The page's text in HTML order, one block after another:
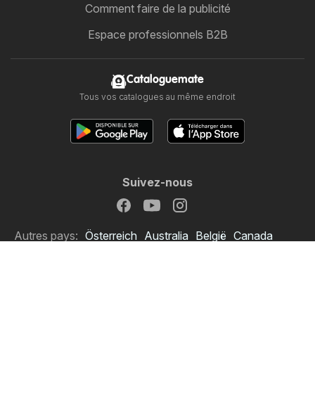
Comment faire de la publicité
Espace professionnels B2B
Cataloguemate
Tous vos catalogues au même endroit
Suivez-nous
Autres pays: Österreich Australia België Canada